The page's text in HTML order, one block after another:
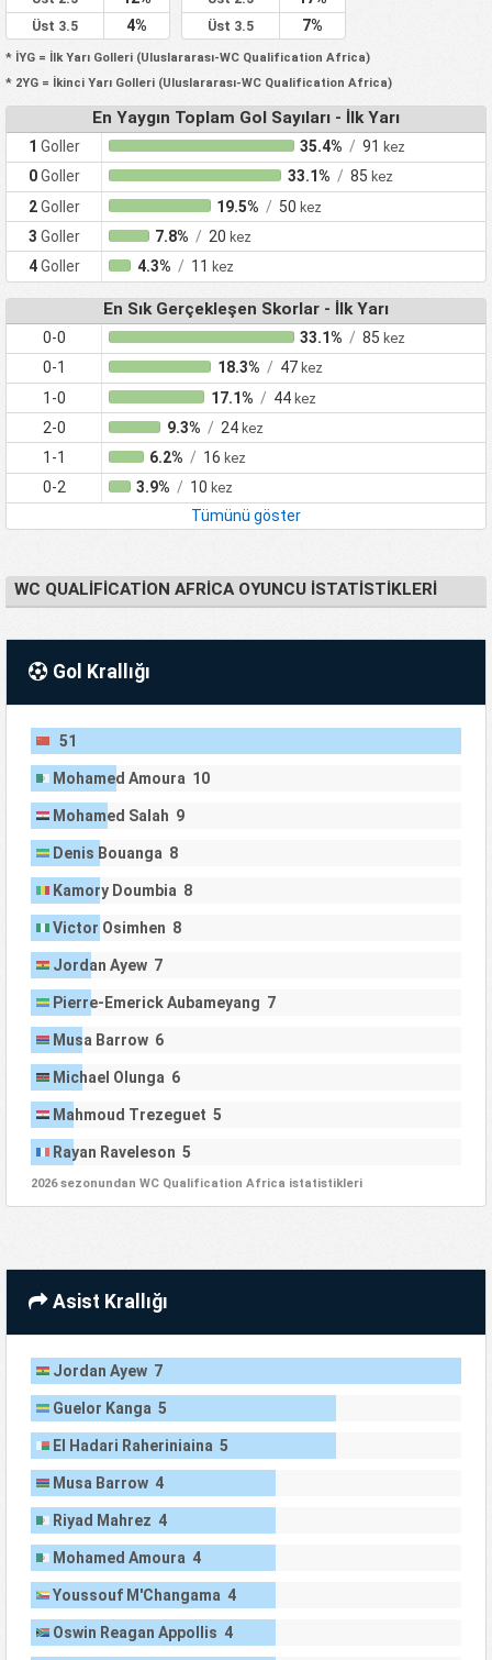
Üst 3.5 4% Üst 3.5 7%
* İYG = İlk Yarı Golleri (Uluslararası-WC Qualification Africa)
* 2YG = İkinci Yarı Golleri (Uluslararası-WC Qualification Africa)
En Yaygın Toplam Gol Sayıları - İlk Yarı
1 Goller 35.4% / 91kez
0Goller 33.1% / 85kez
2Goller 19.5% / 50kez
3 Goller 7.8% / 20kez
4Goller 4.3% / 11 kez
En Sık Gerçekleşen Skorlar - İlk Yarı
0-0 33.1% / 85kez
0-1 18.3% / 47 kez
1-0 17.1% / 44 kez
2-0 9.3% / 24kez
1-1 6.2% / 16kez
0-2 3.9% / 10kez
Tümünü göster
WC QUALIFICATION AFRICA OYUNCU İSTATISTIKLERI
Gol Krallığı
51
Mohamed Amoura 10
Mohamed Salah 9
Denis Bouanga 8
Kamory Doumbia 8
Victor Osimhen 8
Jordan Ayew 7
Pierre-Emerick Aubameyang 7
Musa Barrow 6
Michael Olunga 6
Mahmoud Trezeguet 5
Rayan Raveleson 5
2026 sezonundan WC Qualification Africa istatistikleri
Asist Krallığı
Jordan Ayew 7
Guelor Kanga 5
El Hadari Raheriniaina 5
Musa Barrow 4
Riyad Mahrez 4
Mohamed Amoura 4
Youssouf M'Changama 4
Oswin Reagan Appollis 4